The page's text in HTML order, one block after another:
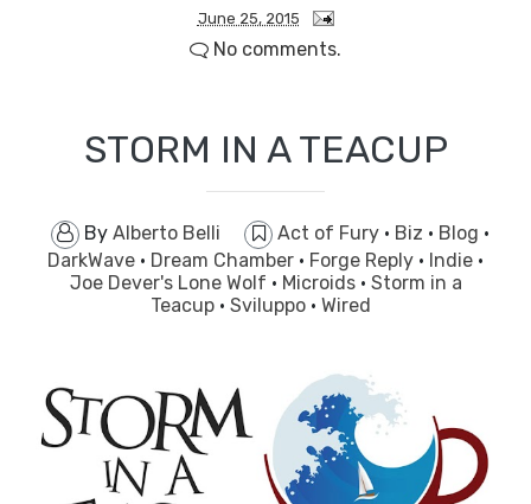
June 25, 2015
No comments.
STORM IN A TEACUP
By Alberto Belli Act of Fury · Biz · Blog ·
DarkWave · Dream Chamber · Forge Reply · Indie ·
Joe Dever's Lone Wolf · Microids · Storm in a
Teacup · Sviluppo · Wired